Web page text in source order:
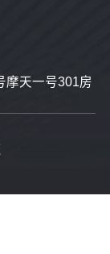
摩天一号301房